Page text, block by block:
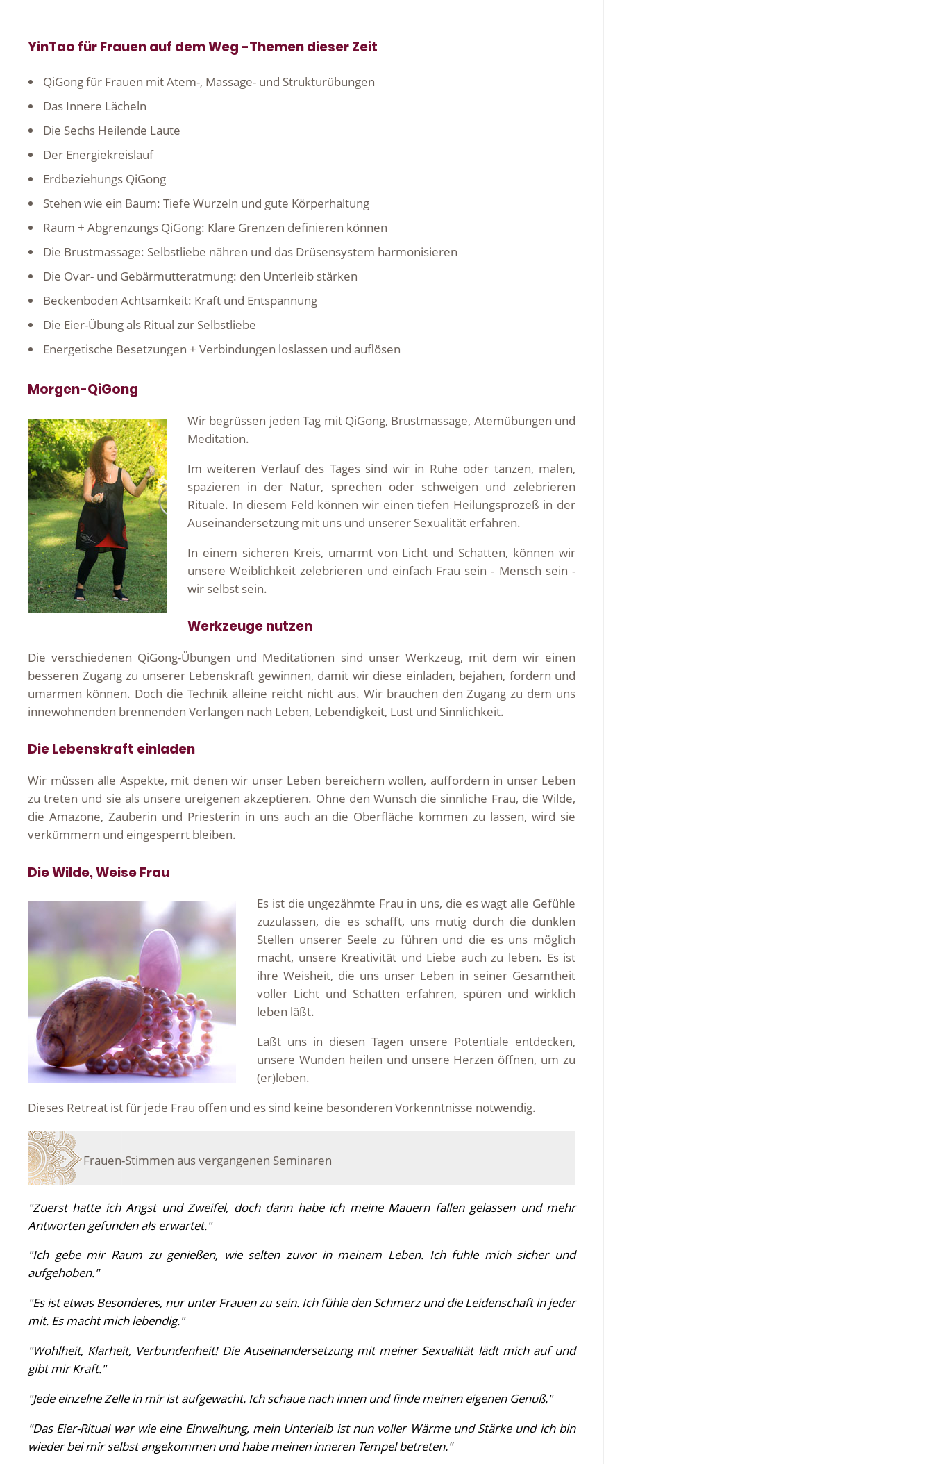
YinTao für Frauen auf dem Weg -Themen dieser Zeit
QiGong für Frauen mit Atem-, Massage- und Strukturübungen
Das Innere Lächeln
Die Sechs Heilende Laute
Der Energiekreislauf
Erdbeziehungs QiGong
Stehen wie ein Baum: Tiefe Wurzeln und gute Körperhaltung
Raum + Abgrenzungs QiGong: Klare Grenzen definieren können
Die Brustmassage: Selbstliebe nähren und das Drüsensystem harmonisieren
Die Ovar- und Gebärmutteratmung: den Unterleib stärken
Beckenboden Achtsamkeit: Kraft und Entspannung
Die Eier-Übung als Ritual zur Selbstliebe
Energetische Besetzungen + Verbindungen loslassen und auflösen
Morgen-QiGong
Wir begrüssen jeden Tag mit QiGong, Brustmassage, Atemübungen und
Meditation.
Im weiteren Verlauf des Tages sind wir in Ruhe oder tanzen, malen,
spazieren in der Natur, sprechen oder schweigen und zelebrieren
Rituale. In diesem Feld können wir einen tiefen Heilungsprozeß in der
Auseinandersetzung mit uns und unserer Sexualität erfahren.
In einem sicheren Kreis, umarmt von Licht und Schatten, können wir
unsere Weiblichkeit zelebrieren und einfach Frau sein - Mensch sein -
wir selbst sein.
Werkzeuge nutzen
Die verschiedenen QiGong-Übungen und Meditationen sind unser Werkzeug, mit dem wir einen
besseren Zugang zu unserer Lebenskraft gewinnen, damit wir diese einladen, bejahen, fordern und
umarmen können. Doch die Technik alleine reicht nicht aus. Wir brauchen den Zugang zu dem uns
innewohnenden brennenden Verlangen nach Leben, Lebendigkeit, Lust und Sinnlichkeit.
Die Lebenskraft einladen
Wir müssen alle Aspekte, mit denen wir unser Leben bereichern wollen, auffordern in unser Leben
zu treten und sie als unsere ureigenen akzeptieren. Ohne den Wunsch die sinnliche Frau, die Wilde,
die Amazone, Zauberin und Priesterin in uns auch an die Oberfläche kommen zu lassen, wird sie
verkümmern und eingesperrt bleiben.
Die Wilde, Weise Frau
Es ist die ungezähmte Frau in uns, die es wagt alle Gefühle
zuzulassen, die es schafft, uns mutig durch die dunklen
Stellen unserer Seele zu führen und die es uns möglich
macht, unsere Kreativität und Liebe auch zu leben. Es ist
ihre Weisheit, die uns unser Leben in seiner Gesamtheit
voller Licht und Schatten erfahren, spüren und wirklich
leben läßt.
Laßt uns in diesen Tagen unsere Potentiale entdecken,
unsere Wunden heilen und unsere Herzen öffnen, um zu
(er)leben.
Dieses Retreat ist für jede Frau offen und es sind keine besonderen Vorkenntnisse notwendig.
Frauen-Stimmen aus vergangenen Seminaren
"Zuerst hatte ich Angst und Zweifel, doch dann habe ich meine Mauern fallen gelassen und mehr
Antworten gefunden als erwartet."
"Ich gebe mir Raum zu genießen, wie selten zuvor in meinem Leben. Ich fühle mich sicher und
aufgehoben."
"Es ist etwas Besonderes, nur unter Frauen zu sein. Ich fühle den Schmerz und die Leidenschaft in jeder
mit. Es macht mich lebendig."
"Wohlheit, Klarheit, Verbundenheit! Die Auseinandersetzung mit meiner Sexualität lädt mich auf und
gibt mir Kraft."
"Jede einzelne Zelle in mir ist aufgewacht. Ich schaue nach innen und finde meinen eigenen Genuß."
"Das Eier-Ritual war wie eine Einweihung, mein Unterleib ist nun voller Wärme und Stärke und ich bin
wieder bei mir selbst angekommen und habe meinen inneren Tempel betreten."